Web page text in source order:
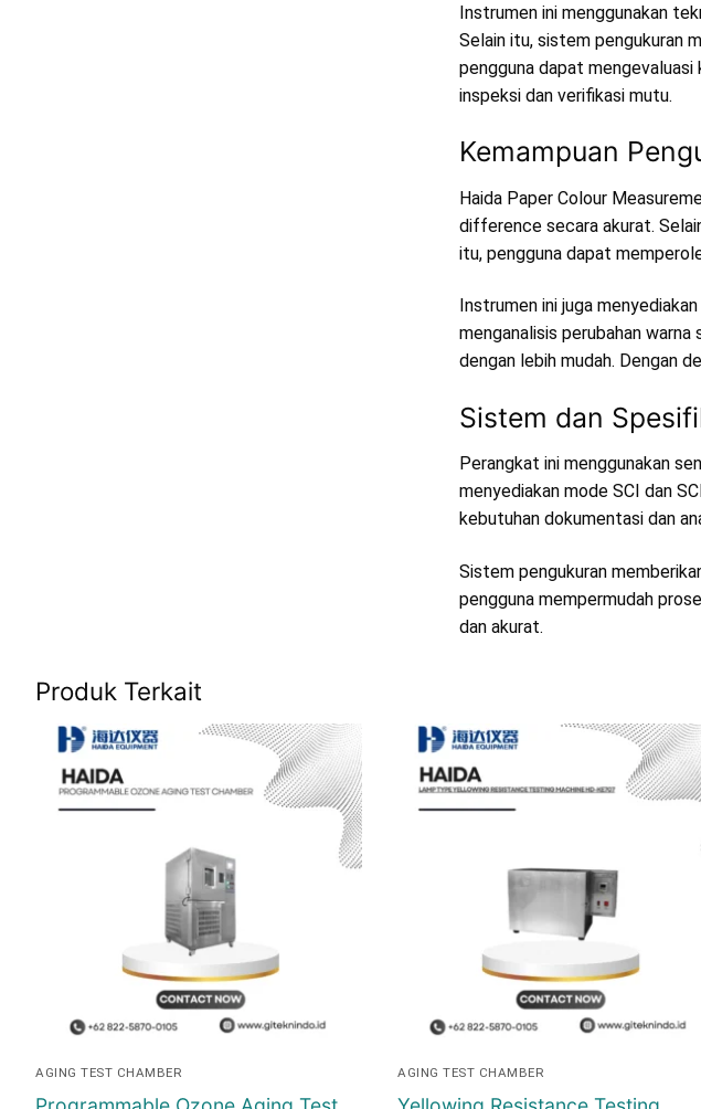
Instrumen ini menggunakan
Selain itu, sistem pengukuran
pengguna dapat
inspeksi dan verifikasi mutu.
Kemampuan
Haida Paper Colour
difference secara akurat.
itu, pengguna dapat
Instrumen ini juga
menganalisis perubahan
dengan lebih mudah. Dengan
Sistem dan
Perangkat ini menggunakan
menyediakan mode SCI dan
kebutuhan dokumentasi dan
Sistem pengukuran
pengguna mempermudah
dan akurat.
Produk Terkait
AGING TEST CHAMBER AGING TEST CHAMBER